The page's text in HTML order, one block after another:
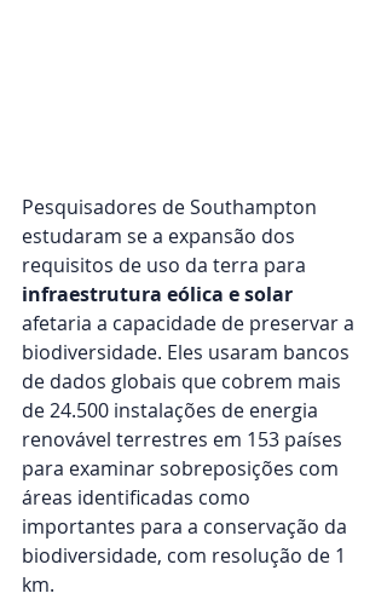
Pesquisadores de Southampton
estudaram se a expansão dos
requisitos de uso da terra para
infraestrutura eólica e solar
afetaria a capacidade de preservar a
biodiversidade. Eles usaram bancos
de dados globais que cobrem mais
de 24.500 instalações de energia
renovável terrestres em 153 países
para examinar sobreposições com
áreas identificadas como
importantes para a conservação da
biodiversidade, com resolução de 1
km.